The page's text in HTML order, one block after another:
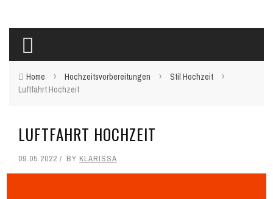
Home › Hochzeitsvorbereitungen › Stil Hochzeit ›
Luftfahrt Hochzeit
LUFTFAHRT HOCHZEIT
09.05.2022 BY KLARISSA